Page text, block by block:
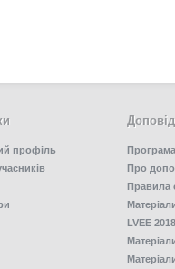
профіль
Про
Правила
LVEE